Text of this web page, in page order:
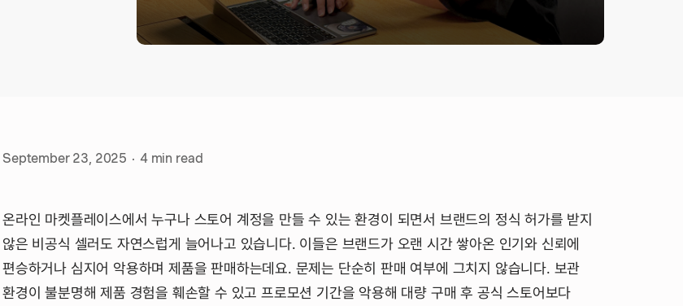
September 23, 2025 · 4min read
온라인 마켓플레이스에서 누구나 스토어 계정을 만들 수 있는 환경이 되면서 브랜드의 정식 허가를 받지
않은 비공식 셀러도 자연스럽게 늘어나고 있습니다. 이들은 브랜드가 오랜 시간 쌓아온 인기와 신뢰에
편승하거나 심지어 악용하며 제품을 판매하는데요. 문제는 단순히 판매 여부에 그치지 않습니다. 보관
환경이 불분명해 제품 경험을 훼손할 수 있고 프로모션 기간을 악용해 대량 구매 후 공식 스토어보다